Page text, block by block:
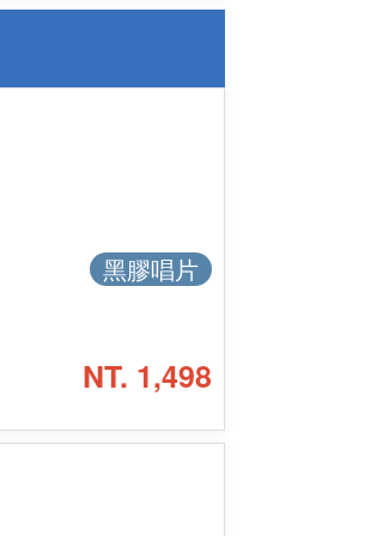
黑膠唱片
NT. 1,498